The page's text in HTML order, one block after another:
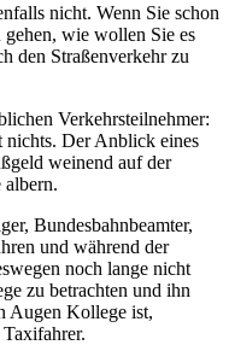
nicht. Wenn Sie schon
wie wollen Sie es
den Straßenverkehr zu
Verkehrsteilnehmer:
nichts. Der Anblick eines
weinend auf der
albern.
Bundesbahnbeamter,
und während der
noch lange nicht
zu betrachten und ihn
Augen Kollege ist,